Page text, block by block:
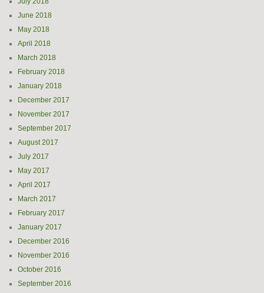
June 2018
May 2018
April 2018
March 2018
February 2018
January 2018
December 2017
November 2017
September 2017
August 2017
July 2017
May 2017
April 2017
March 2017
February 2017
January 2017
December 2016
November 2016
October 2016
September 2016